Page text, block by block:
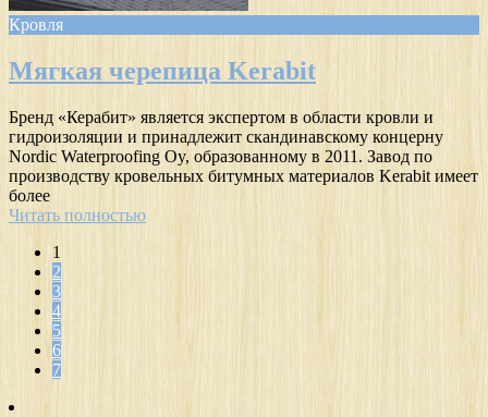
Кровля
Мягкая черепица Kerabit
Бренд «Керабит» является экспертом в области кровли и
гидроизоляции и принадлежит скандинавскому концерну
Nordic Waterproofing Oy, образованному в 2011. Завод по
производству кровельных битумных материалов Kerabit имеет
более
Читать полностью
1
2
3
4
5
6
7